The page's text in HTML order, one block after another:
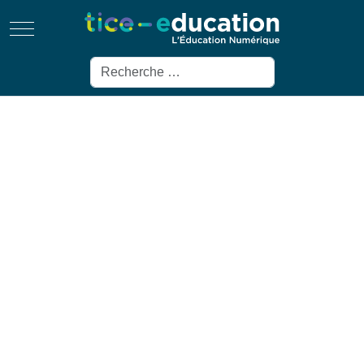
Mobile Menu Toggle
Rechercher